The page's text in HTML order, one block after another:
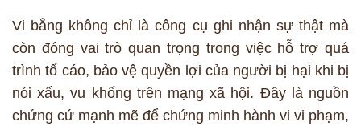
Vi bằng không chỉ là công cụ ghi nhận sự thật mà
còn đóng vai trò quan trọng trong việc hỗ trợ quá
trình tố cáo, bảo vệ quyền lợi của người bị hại khi bị
nói xấu, vu khống trên mạng xã hội. Đây là nguồn
chứng cứ mạnh mẽ để chứng minh hành vi vi phạm,